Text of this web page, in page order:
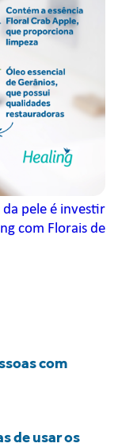
pele é investir
com Florais de
com
de usar os